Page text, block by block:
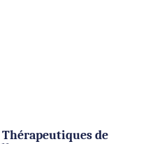
Thérapeutiques de